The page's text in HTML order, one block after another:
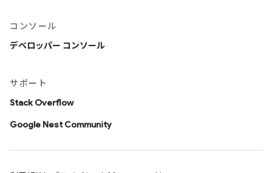
コンソール
デベロッパー コンソール
サポート
Stack Overflow
Google Nest Community